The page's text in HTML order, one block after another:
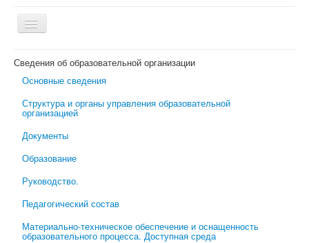
Включить/
выключить
Новости
Электронный журнал
Родительский всеобуч
Обратная связь
Школьная психологическая помощь
Сведения об образовательной организации
Основные сведения
Структура и органы управления образовательной
организацией
Документы
Образование
Руководство.
Педагогический состав
Материально-техническое обеспечение и оснащенность
образовательного процесса. Доступная среда